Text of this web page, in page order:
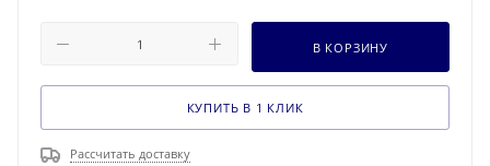
В КОРЗИНУ
КУПИТЬ В 1 КЛИК
Рассчитать доставку